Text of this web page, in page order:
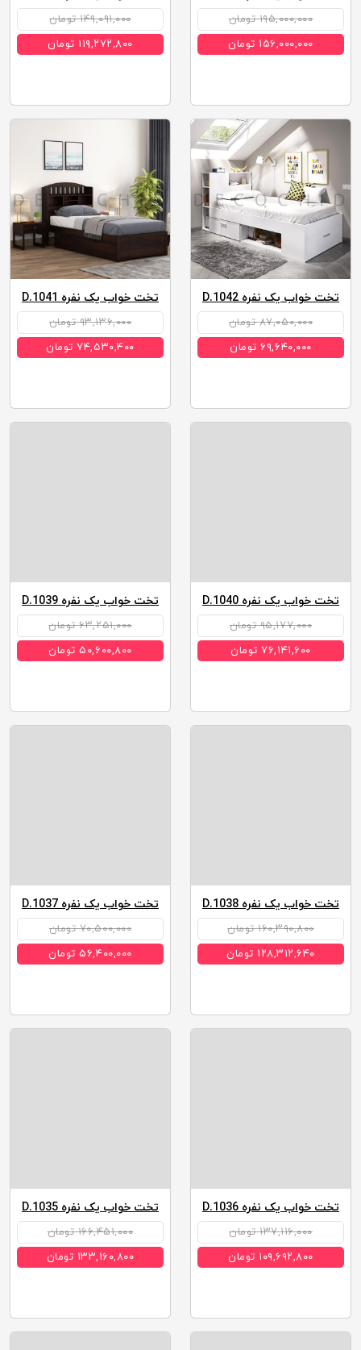
تخت خواب یک نفره D.1035
۱۶۶,۴۵۱,۰۰۰ تومان
۱۳۳,۱۶۰,۸۰۰ تومان
تخت خواب یک نفره D.1036
۱۳۷,۱۱۶,۰۰۰ تومان
۱۰۹,۶۹۲,۸۰۰ تومان
تخت خواب یک نفره D.1037
۷۰,۵۰۰,۰۰۰ تومان
۵۶,۴۰۰,۰۰۰ تومان
تخت خواب یک نفره D.1038
۱۶۰,۳۹۰,۸۰۰ تومان
۱۲۸,۳۱۲,۶۴۰ تومان
تخت خواب یک نفره D.1039
۶۳,۲۵۱,۰۰۰ تومان
۵۰,۶۰۰,۸۰۰ تومان
تخت خواب یک نفره D.1040
۹۵,۱۷۷,۰۰۰ تومان
۷۶,۱۴۱,۶۰۰ تومان
تخت خواب یک نفره D.1041
۹۳,۱۳۶,۰۰۰ تومان
۷۴,۵۳۰,۴۰۰ تومان
تخت خواب یک نفره D.1042
۸۷,۰۵۰,۰۰۰ تومان
۶۹,۶۴۰,۰۰۰ تومان
۱۴۹,۰۹۱,۰۰۰ تومان
۱۱۹,۲۷۲,۸۰۰ تومان
۱۹۵,۰۰۰,۰۰۰ تومان
۱۵۶,۰۰۰,۰۰۰ تومان